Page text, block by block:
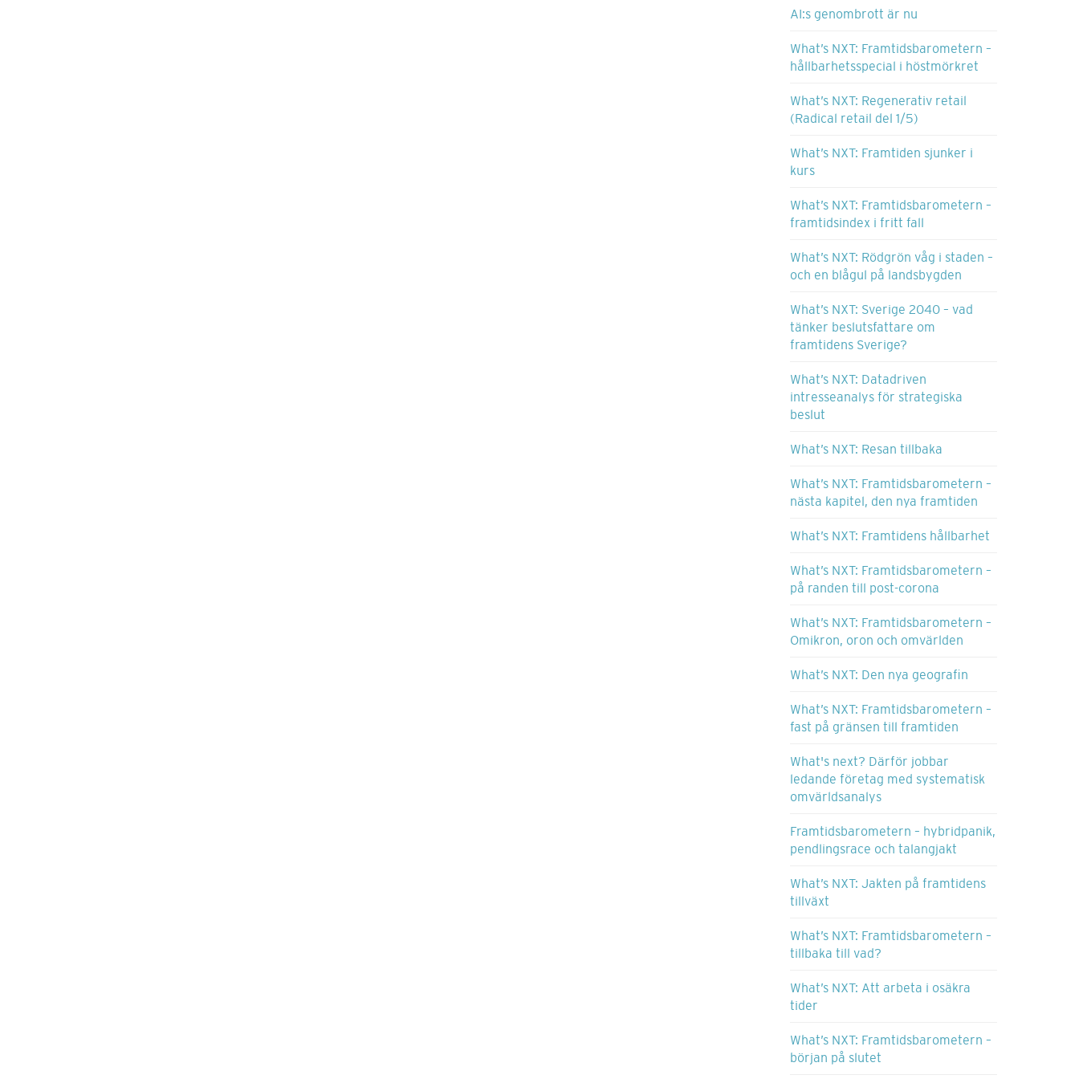
AI:s genombrott är nu
What’s NXT: Framtidsbarometern –
hållbarhetsspecial i höstmörkret
What’s NXT: Regenerativ retail
(Radical retail del 1/5)
What’s NXT: Framtiden sjunker i
kurs
What’s NXT: Framtidsbarometern –
framtidsindex i fritt fall
What’s NXT: Rödgrön våg i staden –
och en blågul på landsbygden
What’s NXT: Sverige 2040 – vad
tänker beslutsfattare om
framtidens Sverige?
What’s NXT: Datadriven
intresseanalys för strategiska
beslut
What’s NXT: Resan tillbaka
What’s NXT: Framtidsbarometern –
nästa kapitel, den nya framtiden
What’s NXT: Framtidens hållbarhet
What’s NXT: Framtidsbarometern –
på randen till post-corona
What’s NXT: Framtidsbarometern –
Omikron, oron och omvärlden
What’s NXT: Den nya geografin
What’s NXT: Framtidsbarometern –
fast på gränsen till framtiden
What's next? Därför jobbar
ledande företag med systematisk
omvärldsanalys
Framtidsbarometern – hybridpanik,
pendlingsrace och talangjakt
What’s NXT: Jakten på framtidens
tillväxt
What’s NXT: Framtidsbarometern –
tillbaka till vad?
What’s NXT: Att arbeta i osäkra
tider
What’s NXT: Framtidsbarometern –
början på slutet